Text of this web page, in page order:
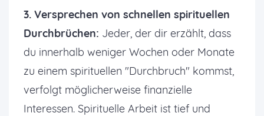
3. Versprechen von schnellen spirituellen
Durchbrüchen: Jeder, der dir erzählt, dass
du innerhalb weniger Wochen oder Monate
zu einem spirituellen "Durchbruch" kommst,
verfolgt möglicherweise finanzielle
Interessen. Spirituelle Arbeit ist tief und